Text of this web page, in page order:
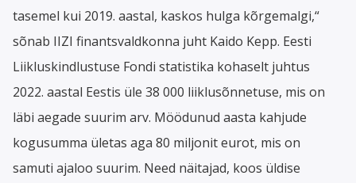
tasemel kui 2019. aastal, kaskos hulga kõrgemalgi,“
sõnab IIZI finantsvaldkonna juht Kaido Kepp. Eesti
Liikluskindlustuse Fondi statistika kohaselt juhtus
2022. aastal Eestis üle 38 000 liiklusõnnetuse, mis on
läbi aegade suurim arv. Möödunud aasta kahjude
kogusumma ületas aga 80 miljonit eurot, mis on
samuti ajaloo suurim. Need näitajad, koos üldise